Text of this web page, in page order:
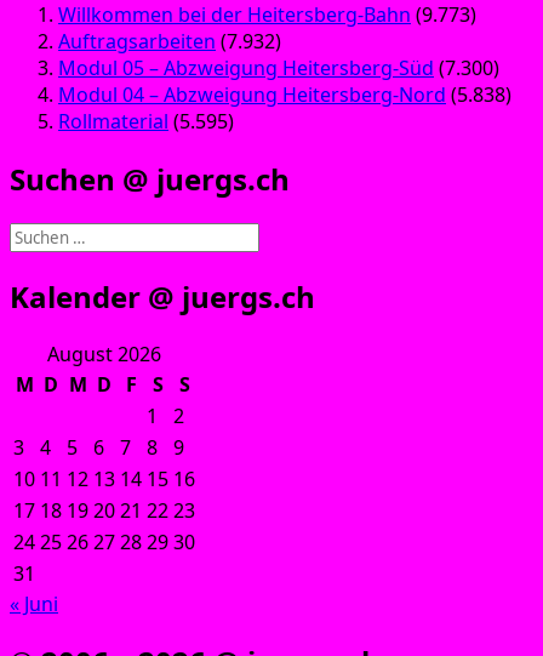
Willkommen bei der Heitersberg-Bahn (9.773)
Auftragsarbeiten (7.932)
Modul 05 – Abzweigung Heitersberg-Süd (7.300)
Modul 04 – Abzweigung Heitersberg-Nord (5.838)
Rollmaterial (5.595)
Suchen @ juergs.ch
Suchen
Kalender @ juergs.ch
August 2026
M D M D F S
S
1
2
3 4 5 6 7 8 9
10 11 12 13 14 15 16
17 18 192021 2223
24252627282930
31
« Juni